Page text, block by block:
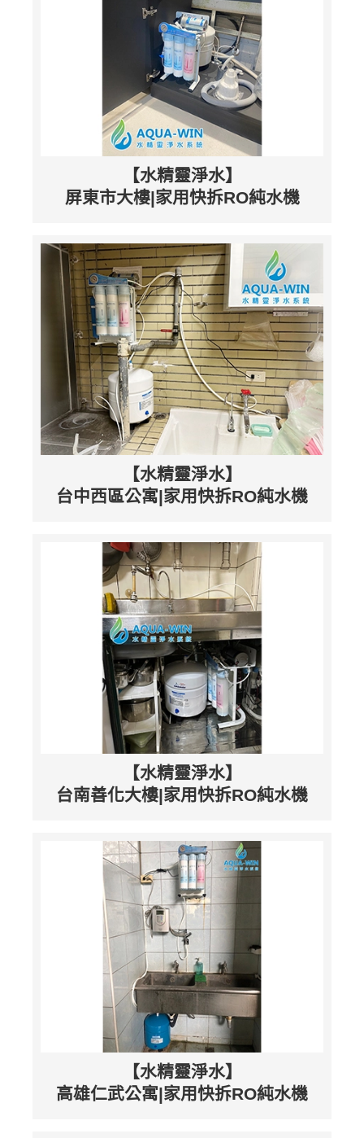
【水精靈淨水】
屏東市大樓|家用快拆RO純水機
【水精靈淨水】
台中西區公寓|家用快拆RO純水機
【水精靈淨水】
台南善化大樓|家用快拆RO純水機
【水精靈淨水】
高雄仁武公寓|家用快拆RO純水機